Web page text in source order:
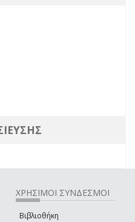
ΧΡΗΣΙΜΟΙ ΣΥΝΔΕΣΜΟΙ
Βιβλιοθήκη